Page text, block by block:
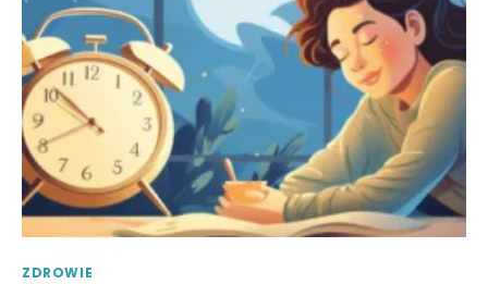
ZDROWIE